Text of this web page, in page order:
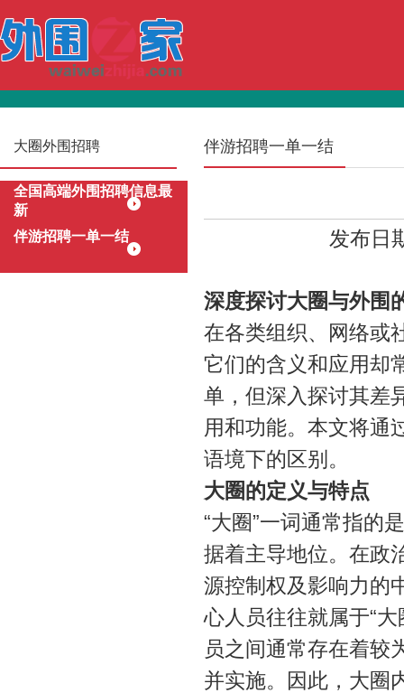
大圈外围招聘
全国高端外围招聘信息最
新
伴游招聘一单一结
伴游招聘一单一结
发布日
深度探讨大圈与外围
在各类组织、网络或
它们的含义和应用却
单，但深入探讨其差
用和功能。本文将通
语境下的区别。
大圈的定义与特点
“大圈”一词通常指的
据着主导地位。在政
源控制权及影响力的
心人员往往就属于“
员之间通常存在着较
并实施。因此，大圈